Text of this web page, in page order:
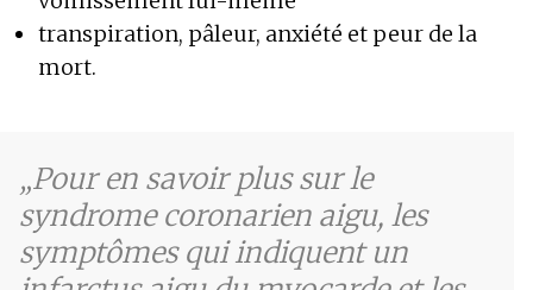
transpiration, pâleur, anxiété et peur de la
mort.
Pour en savoir plus sur le
syndrome coronarien aigu, les
symptômes qui indiquent un